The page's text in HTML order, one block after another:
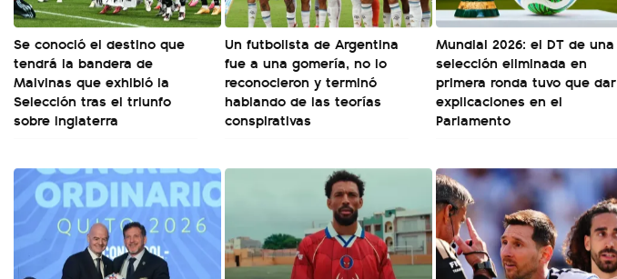
Se conoció el destino que
tendrá la bandera de
Malvinas que exhibió la
Selección tras el triunfo
sobre Inglaterra
Un futbolista de Argentina
fue a una gomería, no lo
reconocieron y terminó
hablando de las teorías
conspirativas
Mundial 2026: el DT de una
selección eliminada en
primera ronda tuvo que dar
explicaciones en el
Parlamento